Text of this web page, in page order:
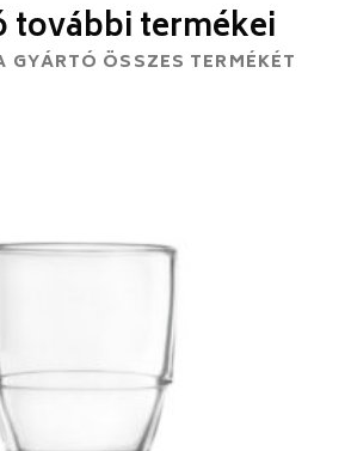
további termékei
GYÁRTÓ ÖSSZES TERMÉKÉT